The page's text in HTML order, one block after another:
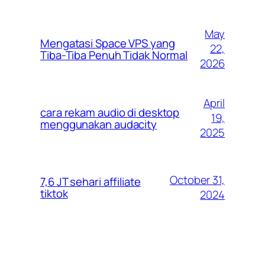
Mengatasi Space VPS yang
Tiba-Tiba Penuh Tidak Normal
May
22,
2026
cara rekam audio di desktop
menggunakan audacity
April
19,
2025
7,6 JT sehari affiliate
tiktok
October 31,
2024